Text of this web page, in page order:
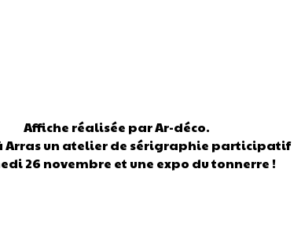
Affiche réalisée par Ar-déco.
Arras un atelier de sérigraphie participatif
26 novembre et une expo du tonnerre !